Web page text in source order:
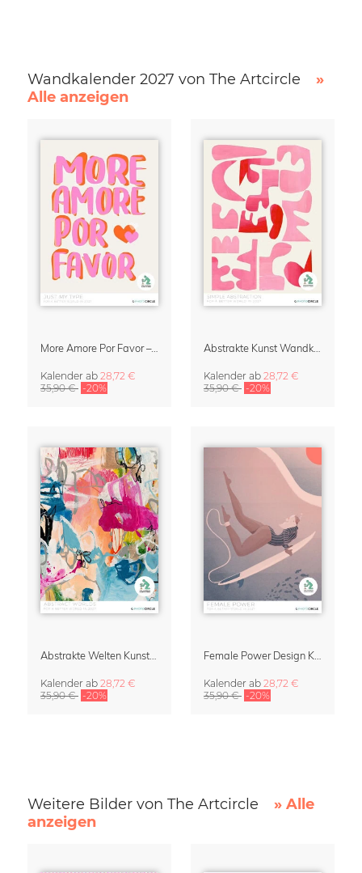
Wandkalender 2027 von The Artcircle
»
Alle anzeigen
More Amore Por Favor – Typographie Kalender 2027
Kalender ab 28,72 €
35,90 € -20%
Abstrakte Kunst Wandkalender 2027 – Simple Abstraction
Kalender ab 28,72 €
35,90 € -20%
Abstrakte Welten Kunstkalender 2027
Kalender ab 28,72 €
35,90 € -20%
Female Power Design Kalender 2027
Kalender ab 28,72 €
35,90 € -20%
Weitere Bilder von The Artcircle
» Alle
anzeigen